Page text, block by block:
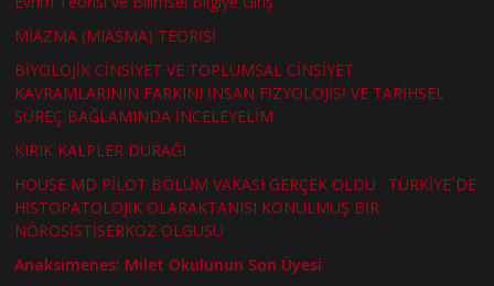
MİAZMA (MIASMA) TEORİSİ
BİYOLOJİK CİNSİYET VE TOPLUMSAL CİNSİYET
KAVRAMLARININ FARKINI İNSAN FİZYOLOJİSİ VE TARİHSEL
SÜREÇ BAĞLAMINDA İNCELEYELİM
KIRIK KALPLER DURAĞI
HOUSE MD PİLOT BÖLÜM VAKASI GERÇEK OLDU : TÜRKİYE´DE
HİSTOPATOLOJİK OLARAKTANISI KONULMUŞ BİR
NÖROSİSTİSERKOZ OLGUSU
Anaksimenes: Milet Okulunun Son Üyesi